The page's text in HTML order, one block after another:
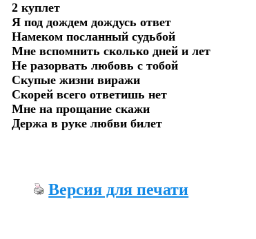
2 куплет
Я под дождем дождусь ответ
Намеком посланный судьбой
Мне вспомнить сколько дней и лет
Не разорвать любовь с тобой
Скупые жизни виражи
Скорей всего ответишь нет
Мне на прощание скажи
Держа в руке любви билет
Версия для печати